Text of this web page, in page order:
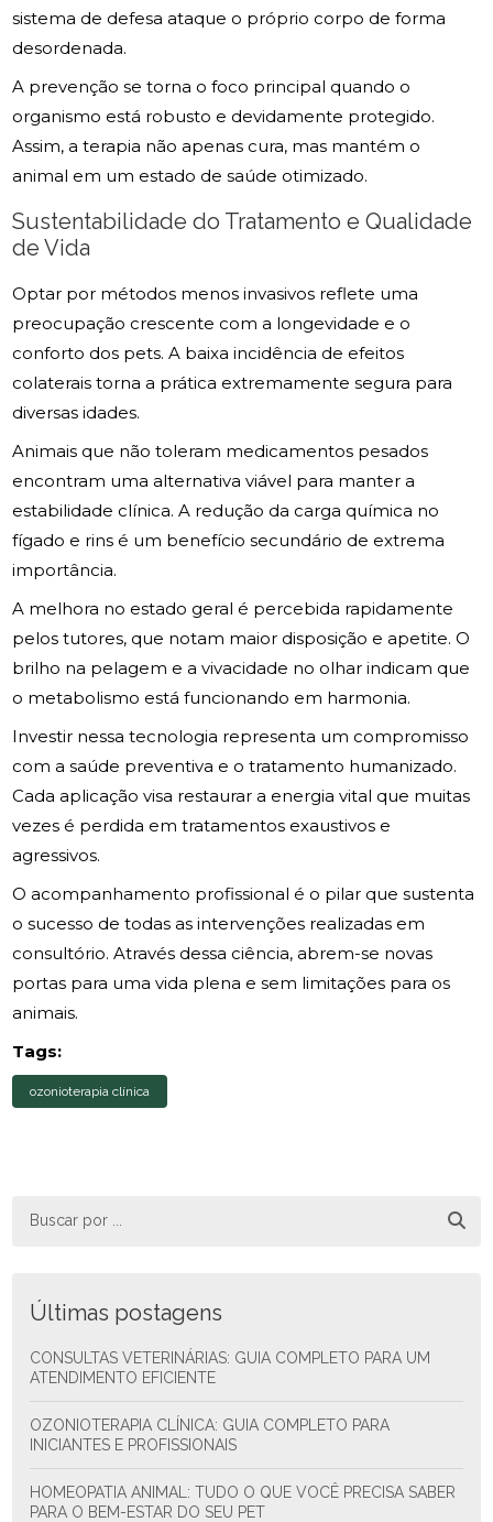
sistema de defesa ataque o próprio corpo de forma
desordenada.
A prevenção se torna o foco principal quando o
organismo está robusto e devidamente protegido.
Assim, a terapia não apenas cura, mas mantém o
animal em um estado de saúde otimizado.
Sustentabilidade do Tratamento e Qualidade
de Vida
Optar por métodos menos invasivos reflete uma
preocupação crescente com a longevidade e o
conforto dos pets. A baixa incidência de efeitos
colaterais torna a prática extremamente segura para
diversas idades.
Animais que não toleram medicamentos pesados
encontram uma alternativa viável para manter a
estabilidade clínica. A redução da carga química no
fígado e rins é um benefício secundário de extrema
importância.
A melhora no estado geral é percebida rapidamente
pelos tutores, que notam maior disposição e apetite. O
brilho na pelagem e a vivacidade no olhar indicam que
o metabolismo está funcionando em harmonia.
Investir nessa tecnologia representa um compromisso
com a saúde preventiva e o tratamento humanizado.
Cada aplicação visa restaurar a energia vital que muitas
vezes é perdida em tratamentos exaustivos e
agressivos.
O acompanhamento profissional é o pilar que sustenta
o sucesso de todas as intervenções realizadas em
consultório. Através dessa ciência, abrem-se novas
portas para uma vida plena e sem limitações para os
animais.
Tags:
ozonioterapia clínica
Últimas postagens
CONSULTAS VETERINÁRIAS: GUIA COMPLETO PARA UM
ATENDIMENTO EFICIENTE
OZONIOTERAPIA CLÍNICA: GUIA COMPLETO PARA
INICIANTES E PROFISSIONAIS
HOMEOPATIA ANIMAL: TUDO O QUE VOCÊ PRECISA SABER
PARA O BEM-ESTAR DO SEU PET